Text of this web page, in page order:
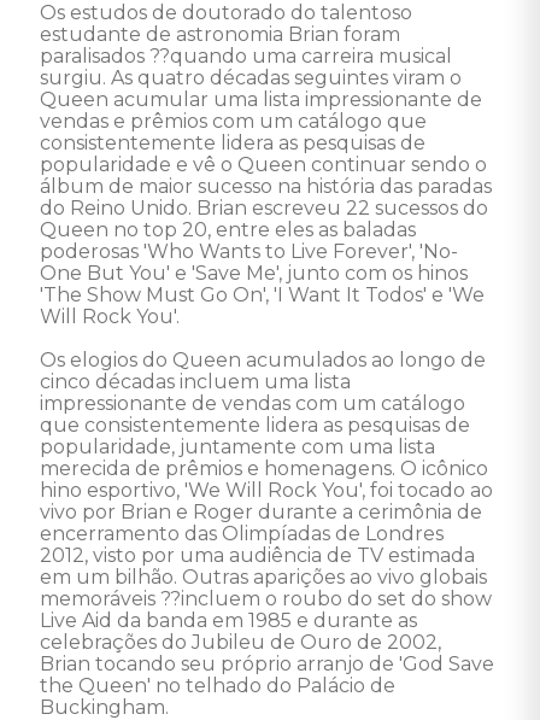
Os estudos de doutorado do talentoso
estudante de astronomia Brian foram
paralisados ??quando uma carreira musical
surgiu. As quatro décadas seguintes viram o
Queen acumular uma lista impressionante de
vendas e prêmios com um catálogo que
consistentemente lidera as pesquisas de
popularidade e vê o Queen continuar sendo o
álbum de maior sucesso na história das paradas
do Reino Unido. Brian escreveu 22 sucessos do
Queen no top 20, entre eles as baladas
poderosas 'Who Wants to Live Forever', 'No-
One But You' e 'Save Me', junto com os hinos
'The Show Must Go On', 'I Want It Todos' e 'We
Will Rock You'.
Os elogios do Queen acumulados ao longo de
cinco décadas incluem uma lista
impressionante de vendas com um catálogo
que consistentemente lidera as pesquisas de
popularidade, juntamente com uma lista
merecida de prêmios e homenagens. O icônico
hino esportivo, 'We Will Rock You', foi tocado ao
vivo por Brian e Roger durante a cerimônia de
encerramento das Olimpíadas de Londres
2012, visto por uma audiência de TV estimada
em um bilhão. Outras aparições ao vivo globais
memoráveis ??incluem o roubo do set do show
Live Aid da banda em 1985 e durante as
celebrações do Jubileu de Ouro de 2002,
Brian tocando seu próprio arranjo de 'God Save
the Queen' no telhado do Palácio de
Buckingham.